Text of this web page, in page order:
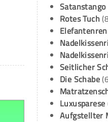
Satanstango
Rotes Tuch
Seitlicher
Die Schabe
Luxusparese
Aufgstellter